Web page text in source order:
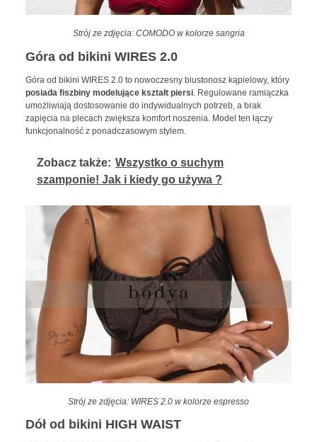
Strój ze zdjęcia: COMODO w kolorze sangria
Góra od bikini WIRES 2.0
Góra od bikini WIRES 2.0 to nowoczesny biustonosz kąpielowy, który
posiada fiszbiny modelujące kształt piersi. Regulowane ramiączka
umożliwiają dostosowanie do indywidualnych potrzeb, a brak
zapięcia na plecach zwiększa komfort noszenia. Model ten łączy
funkcjonalność z ponadczasowym stylem.
Zobacz także: Wszystko o suchym
szamponie! Jak i kiedy go używa ?
Strój ze zdjęcia: WIRES 2.0 w kolorze espresso
Dół od bikini HIGH WAIST